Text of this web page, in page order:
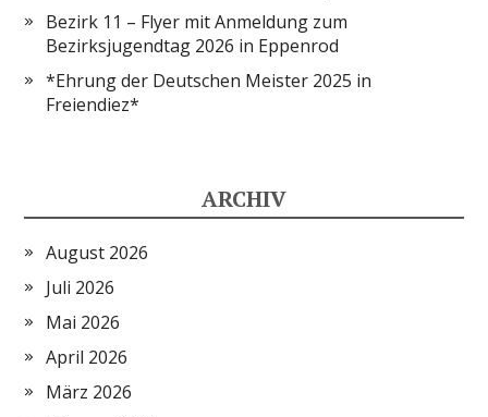
Bezirk 11 – Flyer mit Anmeldung zum
Bezirksjugendtag 2026 in Eppenrod
*Ehrung der Deutschen Meister 2025 in
Freiendiez*
ARCHIV
August 2026
Juli 2026
Mai 2026
April 2026
März 2026